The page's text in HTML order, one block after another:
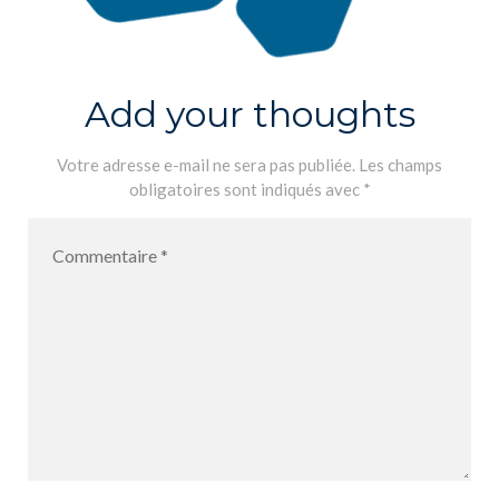
Add your thoughts
Votre adresse e-mail ne sera pas publiée. Les champs
obligatoires sont indiqués avec *